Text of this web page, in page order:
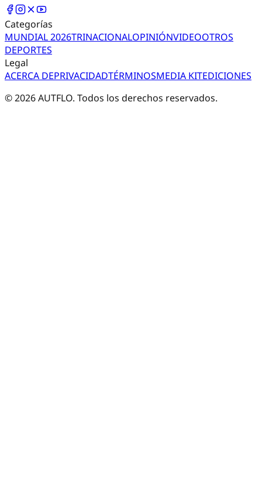
Categorías
MUNDIAL 2026TRINACIONALOPINIÓNVIDEOOTROS
DEPORTES
Legal
ACERCA DEPRIVACIDADTÉRMINOSMEDIA KITEDICIONES
©2026AUTFLO. Todos los derechos reservados.